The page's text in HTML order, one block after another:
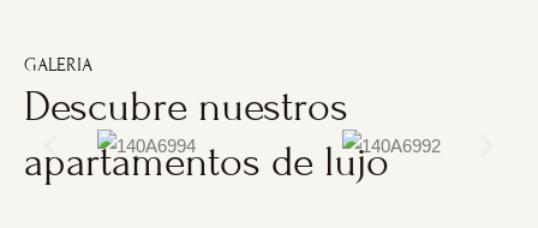
GALERIA
Descubre nuestros
apartamentos de lujo